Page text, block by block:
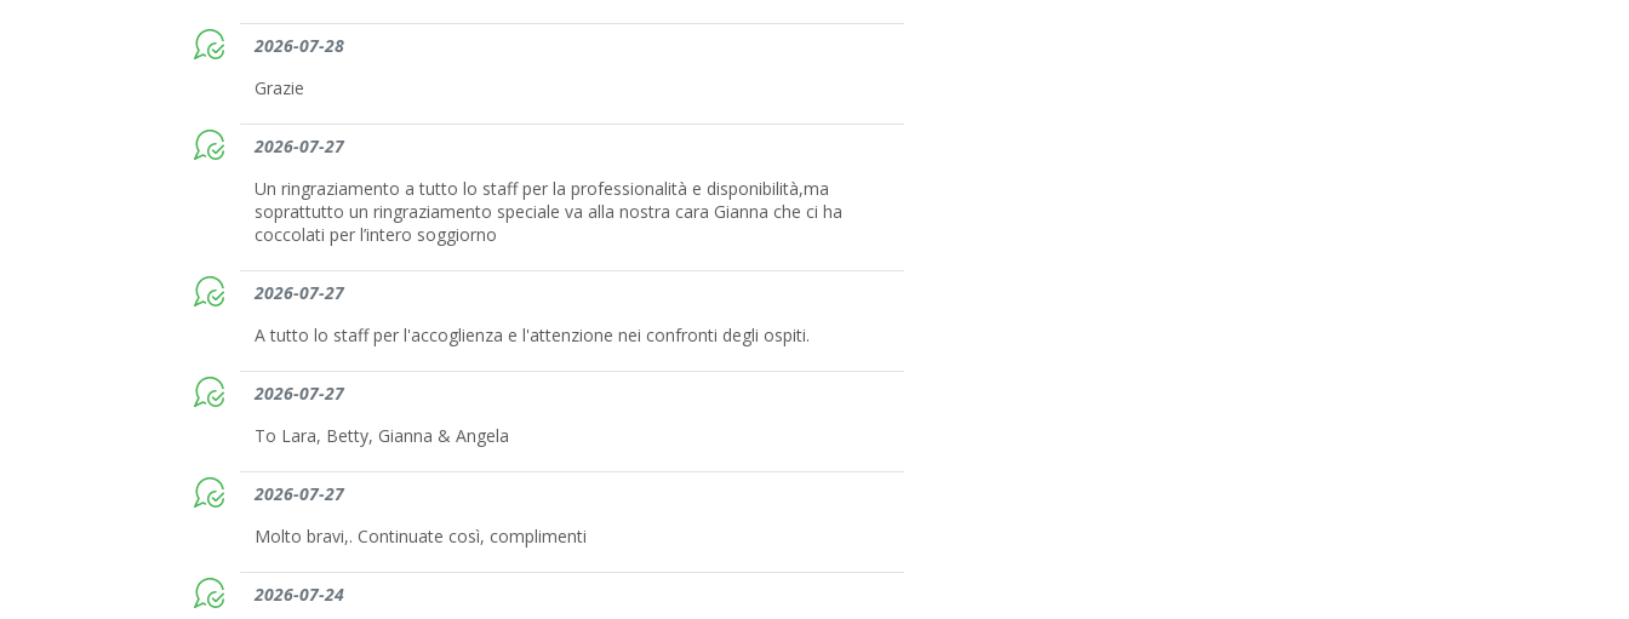
2026-07-28
Grazie
2026-07-27
Un ringraziamento a tutto lo staff per la professionalità e disponibilità,ma
soprattutto un ringraziamento speciale va alla nostra cara Gianna che ci ha
coccolati per l’intero soggiorno
2026-07-27
A tutto lo staff per l'accoglienza e l'attenzione nei confronti degli ospiti.
2026-07-27
To Lara, Betty, Gianna & Angela
2026-07-27
Molto bravi,. Continuate così, complimenti
2026-07-24